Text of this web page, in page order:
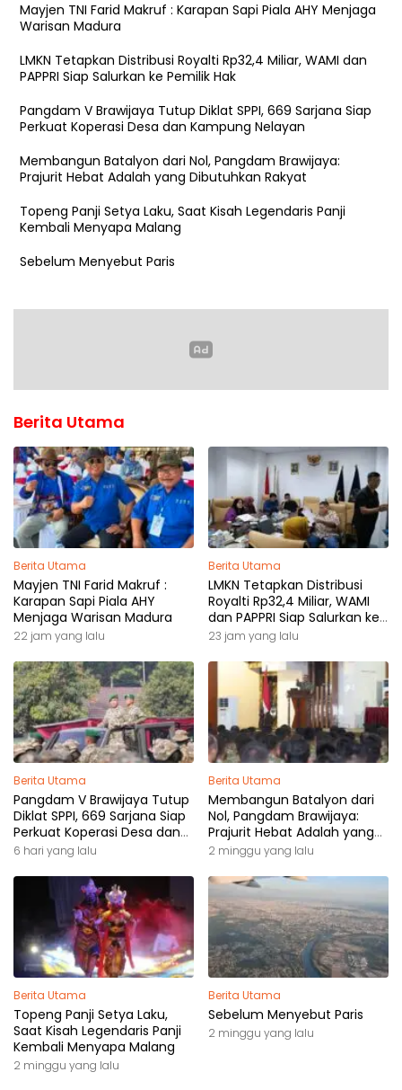
Mayjen TNI Farid Makruf : Karapan Sapi Piala AHY Menjaga
Warisan Madura
LMKN Tetapkan Distribusi Royalti Rp32,4 Miliar, WAMI dan
PAPPRI Siap Salurkan ke Pemilik Hak
Pangdam V Brawijaya Tutup Diklat SPPI, 669 Sarjana Siap
Perkuat Koperasi Desa dan Kampung Nelayan
Membangun Batalyon dari Nol, Pangdam Brawijaya:
Prajurit Hebat Adalah yang Dibutuhkan Rakyat
Topeng Panji Setya Laku, Saat Kisah Legendaris Panji
Kembali Menyapa Malang
Sebelum Menyebut Paris
Berita Utama
Berita Utama
Mayjen TNI Farid Makruf :
Karapan Sapi Piala AHY
Menjaga Warisan Madura
22 jam yang lalu
Berita Utama
LMKN Tetapkan Distribusi
Royalti Rp32,4 Miliar, WAMI
dan PAPPRI Siap Salurkan ke
Pemilik Hak
23 jam yang lalu
Berita Utama
Pangdam V Brawijaya Tutup
Diklat SPPI, 669 Sarjana Siap
Perkuat Koperasi Desa dan
Kampung Nelayan
6 hari yang lalu
Berita Utama
Membangun Batalyon dari
Nol, Pangdam Brawijaya:
Prajurit Hebat Adalah yang
Dibutuhkan Rakyat
2 minggu yang lalu
Berita Utama
Topeng Panji Setya Laku,
Saat Kisah Legendaris Panji
Kembali Menyapa Malang
2 minggu yang lalu
Berita Utama
Sebelum Menyebut Paris
2 minggu yang lalu